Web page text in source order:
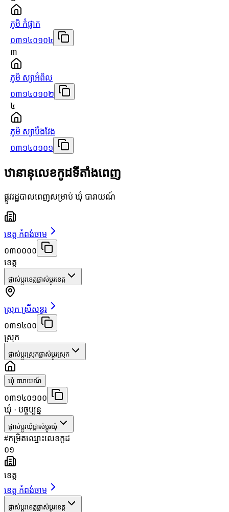
ភូមិ កំផ្លាក
០៣១៤០១០៤
៣
ភូមិ ស្យាអំពិល
០៣១៤០១០២
៤
ភូមិ ស្យាបឹងវែង
០៣១៤០១០១
ឋានានុលេខកូដទីតាំងពេញ
ផ្លូវរដ្ឋបាលពេញសម្រាប់ ឃុំ បារាយណ៍
ខេត្ត កំពង់ចាម
០៣០០០០
ខេត្ត
ផ្លាស់ប្តូរខេត្តផ្លាស់ប្តូរខេត្ត
ស្រុក ស្រីសន្ធរ
០៣១៤០០
ស្រុក
ផ្លាស់ប្តូរស្រុកផ្លាស់ប្តូរស្រុក
ឃុំ បារាយណ៍
០៣១៤០១០០
ឃុំ · បច្ចុប្បន្ន
ផ្លាស់ប្តូរឃុំផ្លាស់ប្តូរឃុំ
#កម្រិតឈ្មោះលេខកូដ
០១
ខេត្ត
ខេត្ត កំពង់ចាម
ផ្លាស់ប្តូរខេត្តផ្លាស់ប្តូរខេត្ត